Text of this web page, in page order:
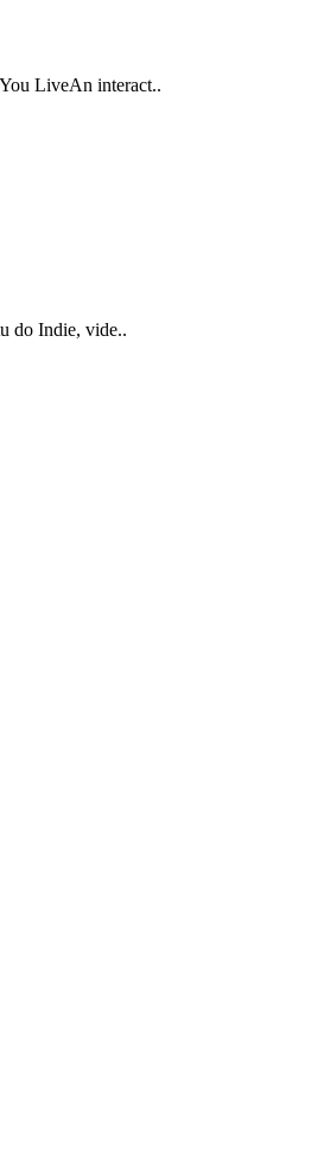
LiveAn interact..
do Indie, vide..